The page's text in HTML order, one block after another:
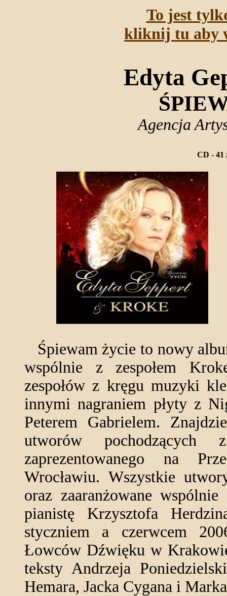
To jest
kliknij tu aby
Edyta
Agencja
CD - 41
Śpiewam życie to nowy
wspólnie z zespołem
zespołów z kręgu muzyki
innymi nagraniem płyty z
Peterem Gabrielem.
utworów
zaprezentowanego na
Wrocławiu. Wszystkie
oraz zaaranżowane
pianistę Krzysztofa
styczniem a czerwcem
Łowców Dźwięku w
teksty Andrzeja
Hemara, Jacka Cygana i